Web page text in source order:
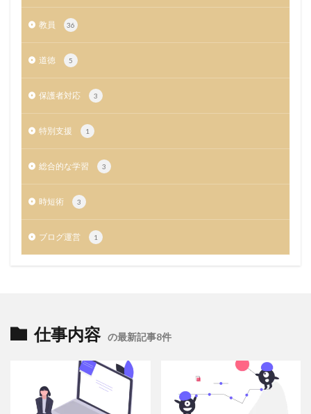
教員 36
道徳 5
保護者対応 3
特別支援 1
総合的な学習 3
時短術 3
ブログ運営 1
仕事内容 の最新記事8件